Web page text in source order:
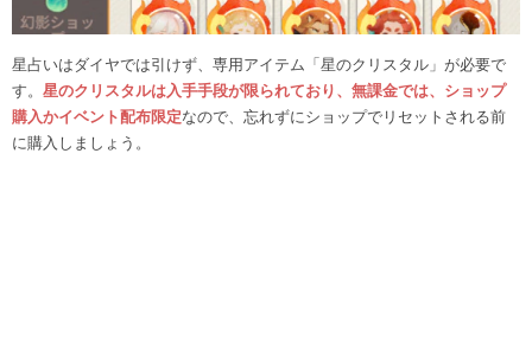
星占いはダイヤでは引けず、専用アイテム「星のクリスタル」が必要で
す。 星のクリスタルは入手手段が限られており、無課金では、ショップ
購入かイベント配布限定なので、忘れずにショップでリセットされる前
に購入しましょう。